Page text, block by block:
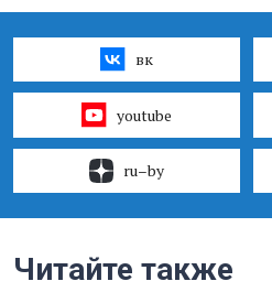
вк
youtube
ru–by
Читайте также